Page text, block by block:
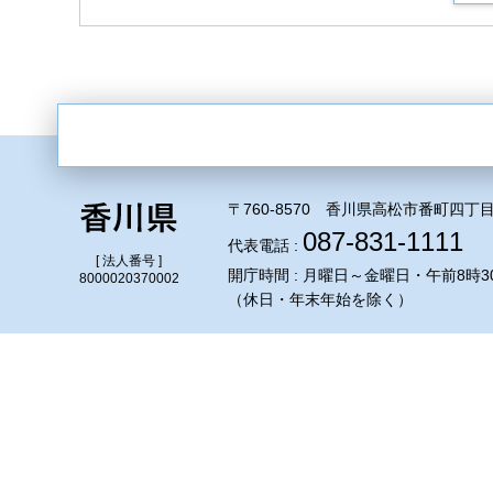
[ 法人番号 ]
8000020370002
〒760-8570 香川県高松市番町四丁
代表電話 : 087-831-1111
開庁時間 : 月曜日～金曜日・午前8時
（休日・年末年始を除く）